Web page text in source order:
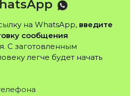
на WhatsApp, введите
сообщения
С заготовленным
легче будет начать